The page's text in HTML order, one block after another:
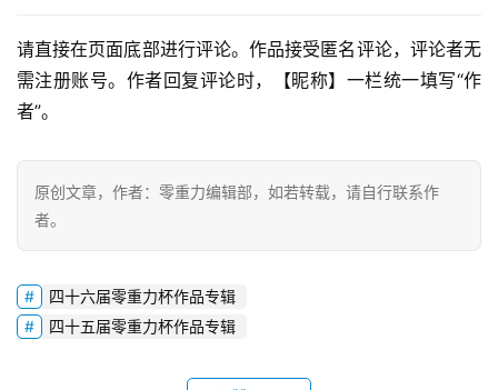
零
重
力
幻
征
文
投
稿
请直接在页面底部进行评论。作品接受匿名评论，评论者无
需注册账号。作者回复评论时，【昵称】一栏统一填写“作
者”。
原创文章，作者：零重力编辑部，如若转载，请自行联系作
者。
四十六届零重力杯作品专辑
四十五届零重力杯作品专辑